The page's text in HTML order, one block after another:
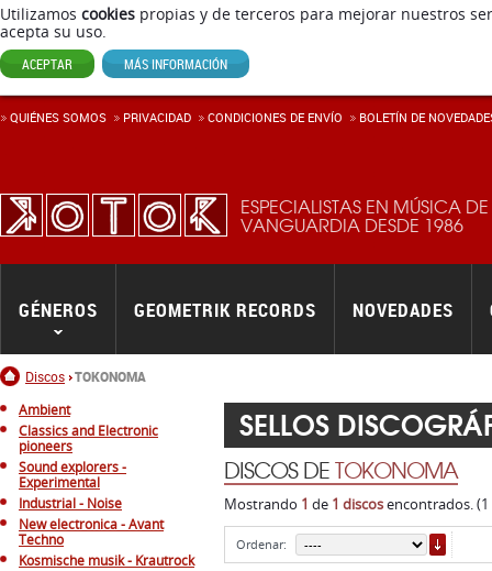
Utilizamos cookies propias y de terceros para mejorar nuestros
acepta su uso.
ACEPTAR MÁS INFORMACIÓN
ESPECIALISTAS EN MÚSICA DE
VANGUARDIA DESDE 1986
Inicio
Discos TOKONOMA
GÉNEROS GEOMETRIK RECORDS NOVEDADES
QUIÉNES SOMOS PRIVACIDAD CONDICIONES DE ENVÍ­O BOLETÍN DE
Ambient
Classics and Electronic
pioneers
Sound explorers -
Experimental
Industrial - Noise
New electronica - Avant
Techno
Kosmische musik - Krautrock
SELLOS
DISCOS DETOKONOMA
Mostrando 1 de 1 discosencontrados. (1
Ordenar: